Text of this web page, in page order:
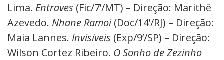
Lima. Entraves (Fic/7’/MT) – Direção: Marithê
Azevedo. Nhane Ramoi(Doc/14’/RJ) – Direção:
Maia Lannes. Invisíveis (Exp/9’/SP) – Direção:
Wilson Cortez Ribeiro. O Sonho de Zezinho